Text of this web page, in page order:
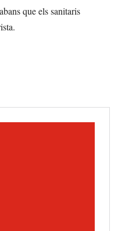
que els sanitaris